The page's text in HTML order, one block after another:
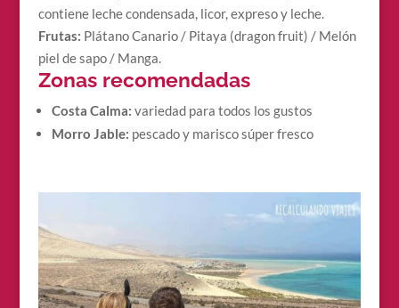
contiene leche condensada, licor, expreso y leche.
Frutas: Plátano Canario / Pitaya (dragon fruit) / Melón
piel de sapo / Manga.
Zonas recomendadas
Costa Calma: variedad para todos los gustos
Morro Jable: pescado y marisco súper fresco